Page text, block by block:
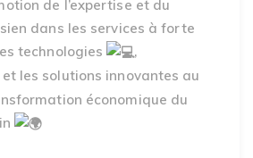
de l’expertise et du
dans les services à forte
technologies
,
et les solutions innovantes au
économique du